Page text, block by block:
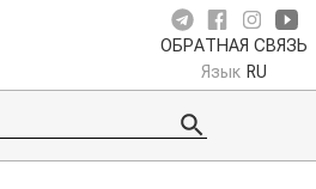
ОБРАТНАЯ СВЯЗЬ
Язык RU